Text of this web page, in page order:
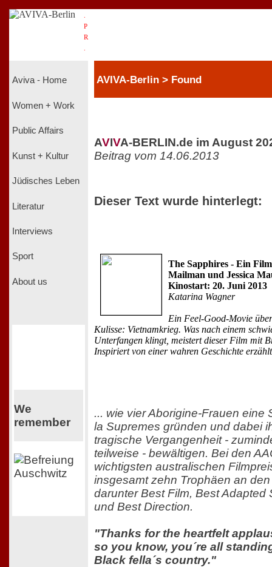
P
R
Aviva - Home
Women + Work
Public Affairs
Kunst + Kultur
Jüdisches Leben
Literatur
Interviews
Sport
About us
We
remember
AVIVA-Berlin > Found
AVIVA-BERLIN.de im August
Beitrag vom 14.06.2013
Dieser Text wurde hinterlegt:
The Sapphires - Ein
Mailman und Jessica
Kinostart: 20. Juni 2013
Katarina Wagner
Ein Feel-Good-Movie
Kulisse: Vietnamkrieg. Was nach einem
Unterfangen klingt, meistert dieser Film mit
Inspiriert von einer wahren Geschichte
... wie vier Aborigine-Frauen eine
la Supremes gründen und dabei
tragische Vergangenheit -
teilweise - bewältigen. Bei den
wichtigsten australischen
insgesamt zehn Trophäen an
darunter Best Film, Best Adapted
und Best Direction.
"Thanks for the heartfelt
so you know, you´re all
Black fella´s country."